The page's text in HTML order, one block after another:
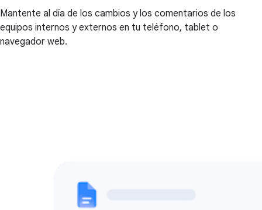
Mantente al día de los cambios y los comentarios de los
equipos internos y externos en tu teléfono, tablet o
navegador web.